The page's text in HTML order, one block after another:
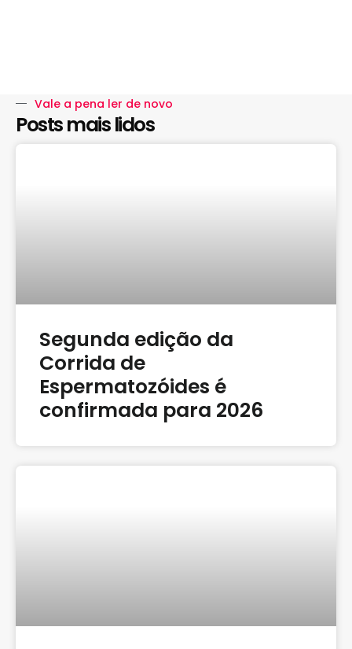
Vale a pena ler de novo
Posts mais lidos
Segunda edição da
Corrida de
Espermatozóides é
confirmada para 2026